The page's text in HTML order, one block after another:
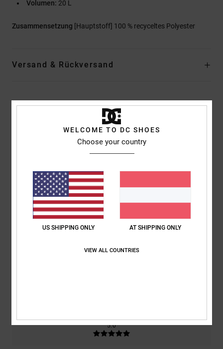
Volumen: 20 L
Zusammensetzung [Hauptstoff] 100 % recyceltes Polyester
Versand & Rückversand
Kundenbewertungen
Durchschnittliche Bewertung
5.0/5
basierend auf2 verifizierten Bewertungen
50% unserer Kunden empfehlen dieses Produkt
5.0
WELCOME TO DC SHOES
Choose your country
US SHIPPING ONLY AT SHIPPING ONLY
VIEW ALL COUNTRIES